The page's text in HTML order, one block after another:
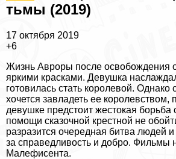
тьмы (2019)
17 октября 2019
+6
Жизнь Авроры после освобождения
яркими красками. Дeвyшка
готовилась стать королевой. Однако
хочется завладеть ее королевством,
дeвyшке предстоит жестокая борьба
помощи сказочной крестной не
разразится очередная битва людей
за справедливость и добро. Фильмы
Малефисента.